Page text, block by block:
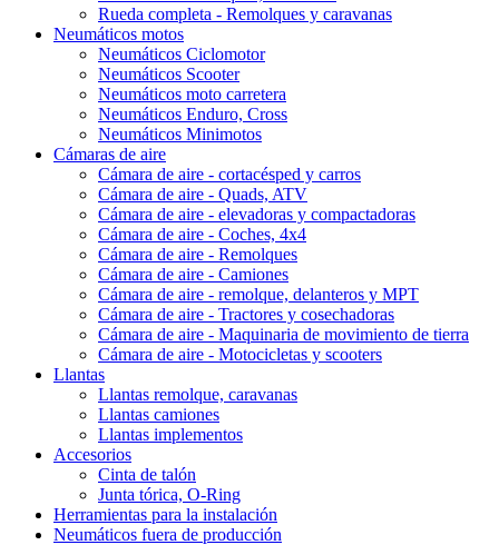
Rueda completa - Remolques y caravanas
Neumáticos motos
Neumáticos Ciclomotor
Neumáticos Scooter
Neumáticos moto carretera
Neumáticos Enduro, Cross
Neumáticos Minimotos
Cámaras de aire
Cámara de aire - cortacésped y carros
Cámara de aire - Quads, ATV
Cámara de aire - elevadoras y compactadoras
Cámara de aire - Coches, 4x4
Cámara de aire - Remolques
Cámara de aire - Camiones
Cámara de aire - remolque, delanteros y MPT
Cámara de aire - Tractores y cosechadoras
Cámara de aire - Maquinaria de movimiento de tierra
Cámara de aire - Motocicletas y scooters
Llantas
Llantas remolque, caravanas
Llantas camiones
Llantas implementos
Accesorios
Cinta de talón
Junta tórica, O-Ring
Herramientas para la instalación
Neumáticos fuera de producción